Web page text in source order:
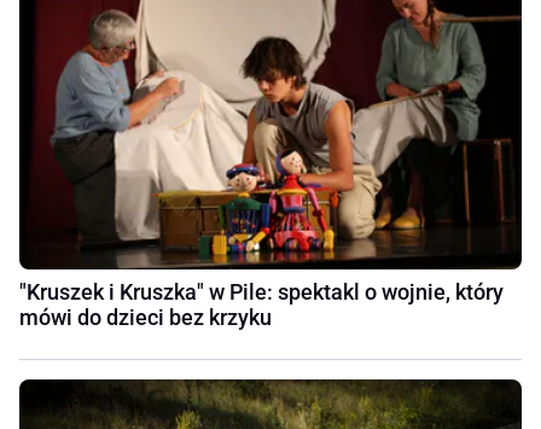
"Kruszek i Kruszka" w Pile: spektakl o wojnie, który
mówi do dzieci bez krzyku